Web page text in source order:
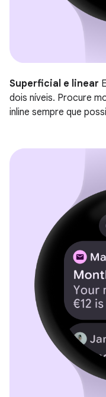
Superficial e linear
dois níveis. Procure
inline sempre que